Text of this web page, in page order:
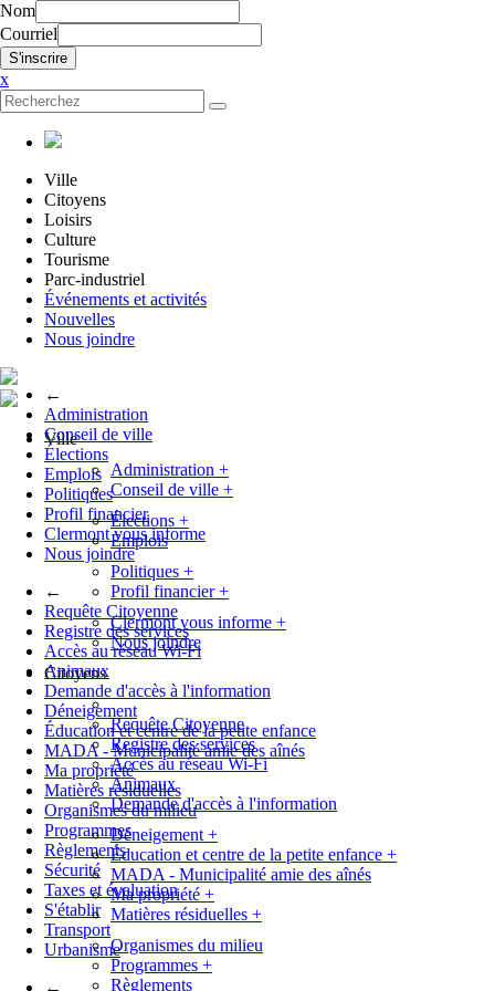
Nom
Courriel
x
Ville
Citoyens
Loisirs
Culture
Tourisme
Parc-industriel
Événements et activités
Nouvelles
Nous joindre
←
Administration
Conseil de ville
Élections
Emplois
Politiques
Profil financier
Clermont vous informe
Nous joindre
←
Requête Citoyenne
Registre des services
Accès au réseau Wi-Fi
Animaux
Demande d'accès à l'information
Déneigement
Éducation et centre de la petite enfance
MADA - Municipalité amie des aînés
Ma propriété
Matières résiduelles
Organismes du milieu
Programmes
Règlements
Sécurité
Taxes et évaluation
S'établir
Transport
Urbanisme
←
Ville
Administration +
Conseil de ville +
Élections +
Emplois
Politiques +
Profil financier+
Clermont vous informe +
Nous joindre
Citoyens
Requête Citoyenne
Registre des services
Accès au réseau Wi-Fi
Animaux
Demande d'accès à l'information
Déneigement +
Éducation et centre de la petite enfance +
MADA - Municipalité amie des aînés
Ma propriété +
Matières résiduelles +
Organismes du milieu
Programmes +
Règlements